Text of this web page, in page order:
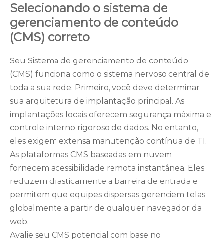
Selecionando o sistema de
gerenciamento de conteúdo
(CMS) correto
Seu Sistema de gerenciamento de conteúdo
(CMS) funciona como o sistema nervoso central de
toda a sua rede. Primeiro, você deve determinar
sua arquitetura de implantação principal. As
implantações locais oferecem segurança máxima e
controle interno rigoroso de dados. No entanto,
eles exigem extensa manutenção contínua de TI.
As plataformas CMS baseadas em nuvem
fornecem acessibilidade remota instantânea. Eles
reduzem drasticamente a barreira de entrada e
permitem que equipes dispersas gerenciem telas
globalmente a partir de qualquer navegador da
web.
Avalie seu CMS potencial com base no